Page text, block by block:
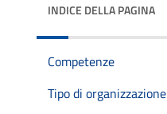
INDICE DELLA PAGINA
Competenze
Tipo di organizzazione